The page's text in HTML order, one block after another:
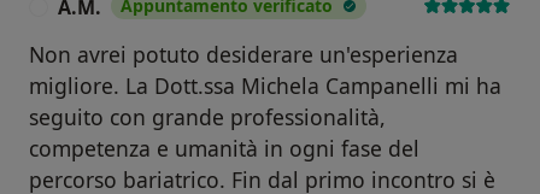
A.M. Appuntamento verificato
Non avrei potuto desiderare un'esperienza
migliore. La Dott.ssa Michela Campanelli mi ha
seguito con grande professionalità,
competenza e umanità in ogni fase del
percorso bariatrico. Fin dal primo incontro si è